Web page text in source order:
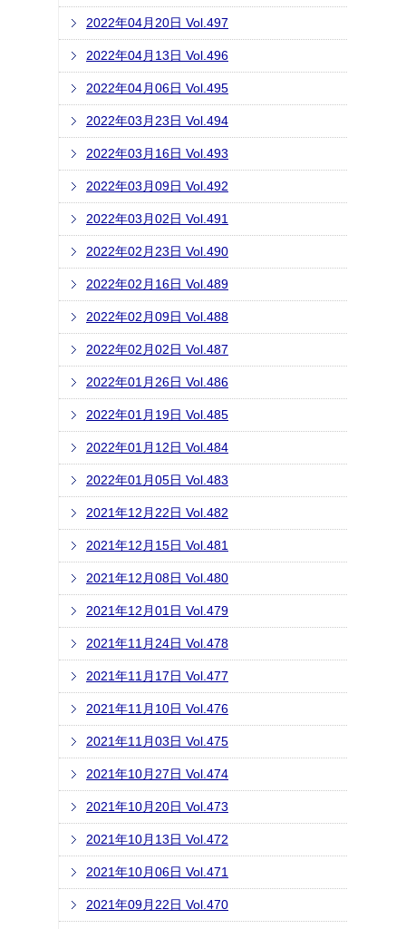
2022年04月20日 Vol.497
2022年04月13日 Vol.496
2022年04月06日 Vol.495
2022年03月23日 Vol.494
2022年03月16日 Vol.493
2022年03月09日 Vol.492
2022年03月02日 Vol.491
2022年02月23日 Vol.490
2022年02月16日 Vol.489
2022年02月09日 Vol.488
2022年02月02日 Vol.487
2022年01月26日 Vol.486
2022年01月19日 Vol.485
2022年01月12日 Vol.484
2022年01月05日 Vol.483
2021年12月22日 Vol.482
2021年12月15日 Vol.481
2021年12月08日 Vol.480
2021年12月01日 Vol.479
2021年11月24日 Vol.478
2021年11月17日 Vol.477
2021年11月10日 Vol.476
2021年11月03日 Vol.475
2021年10月27日 Vol.474
2021年10月20日 Vol.473
2021年10月13日 Vol.472
2021年10月06日 Vol.471
2021年09月22日 Vol.470